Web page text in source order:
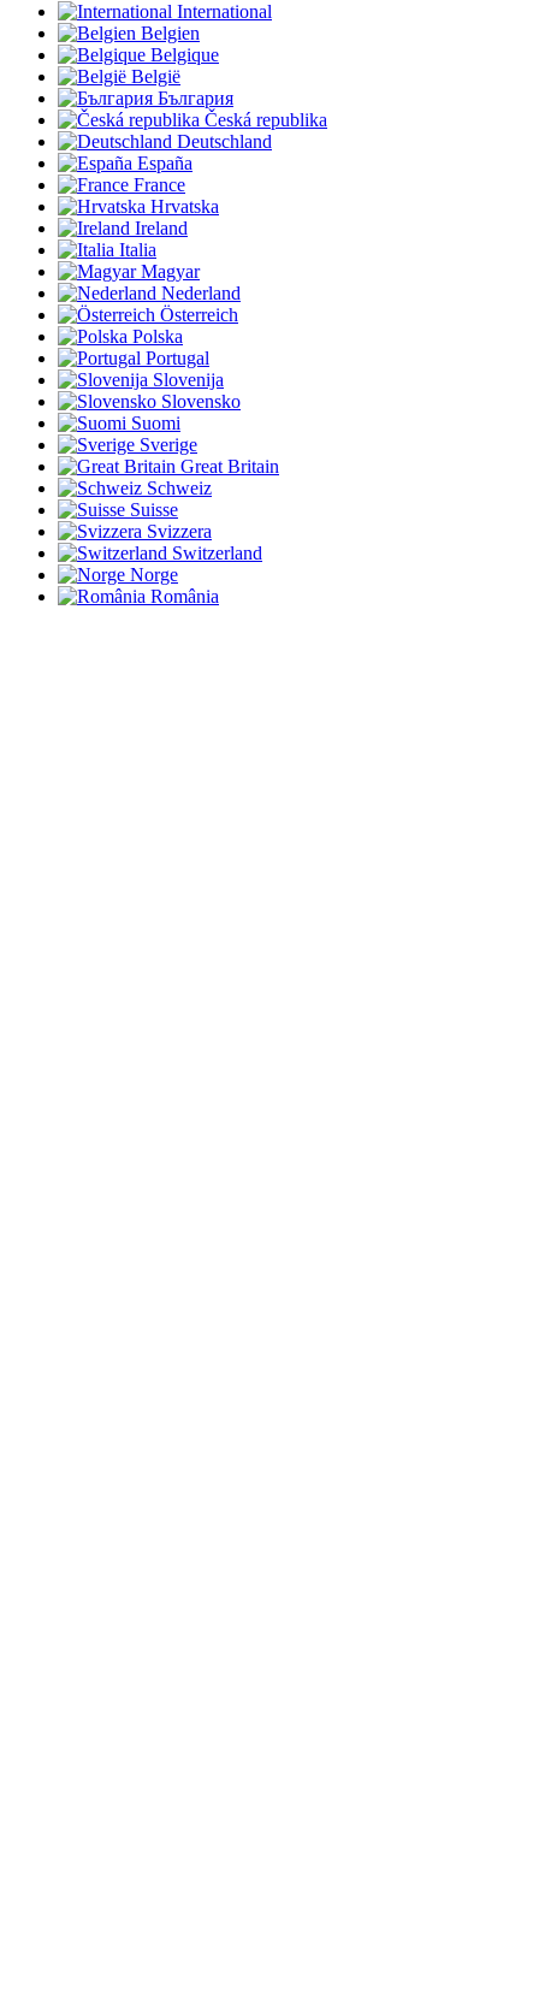
International
Belgien
Belgique
België
България
Česká republika
Deutschland
España
France
Hrvatska
Ireland
Italia
Magyar
Nederland
Österreich
Polska
Portugal
Slovenija
Slovensko
Suomi
Sverige
Great Britain
Schweiz
Suisse
Svizzera
Switzerland
Norge
România